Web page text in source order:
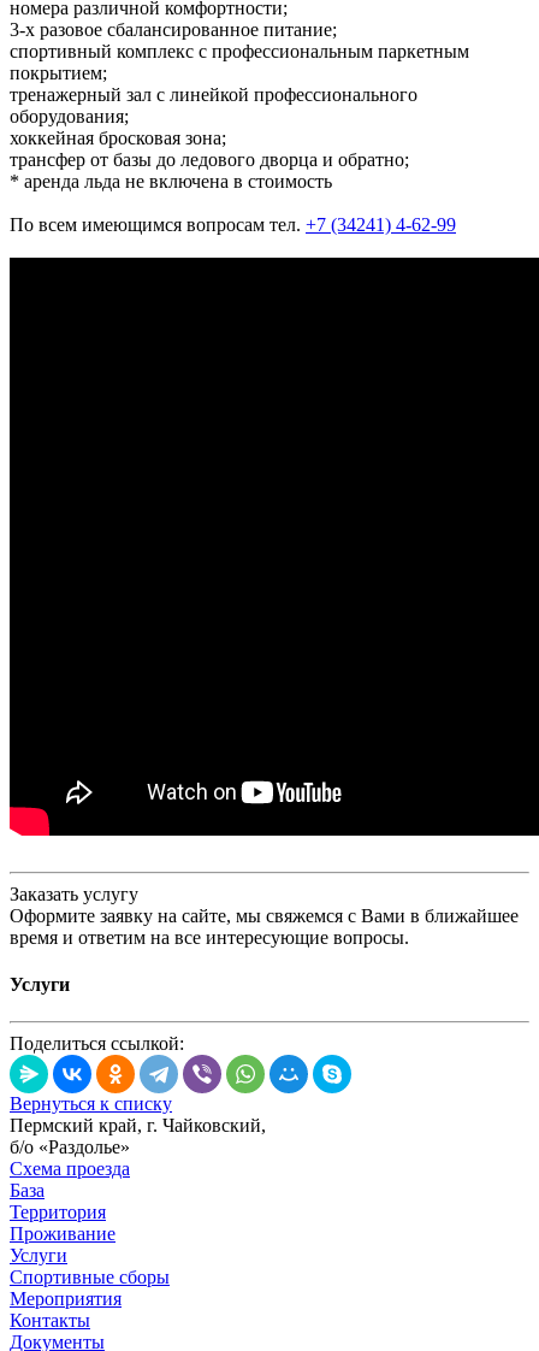
номера различной комфортности;
3-х разовое сбалансированное питание;
спортивный комплекс с профессиональным паркетным
покрытием;
тренажерный зал с линейкой профессионального
оборудования;
хоккейная бросковая зона;
трансфер от базы до ледового дворца и обратно;
* аренда льда не включена в стоимость
По всем имеющимся вопросам тел. +7 (34241) 4-62-99
Заказать услугу
Оформите заявку на сайте, мы свяжемся с Вами в ближайшее
время и ответим на все интересующие вопросы.
Услуги
Поделиться ссылкой:
Вернуться к списку
Пермский край, г. Чайковский,
б/о «Раздолье»
Схема проезда
База
Территория
Проживание
Услуги
Спортивные сборы
Мероприятия
Контакты
Документы